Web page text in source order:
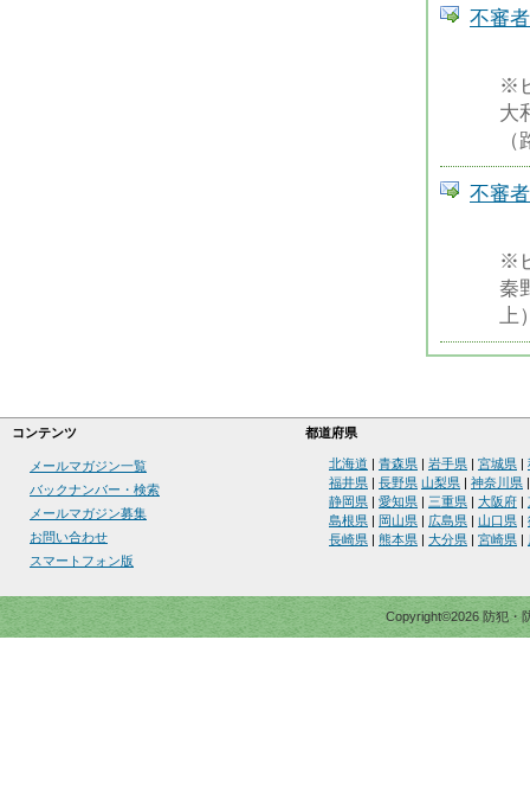
不審者
※
大
不審者
※
秦
上
コンテンツ 都道府県
メールマガジン一覧
バックナンバー・検索
メールマガジン募集
お問い合わせ
スマートフォン版
北海道 青森県 岩手県 宮城県
福井県
長野県 山梨県 神奈川県
静岡県
愛知県 三重県 大阪府
島根県
岡山県 広島県 山口県
長崎県
熊本県 大分県 宮崎県
Copyright©2026 防犯・